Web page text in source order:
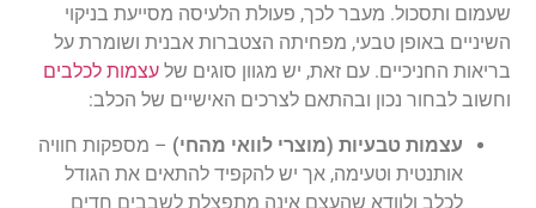
שעמום ותסכול. מעבר לכך, פעולת הלעיסה מסייעת בניקוי
השיניים באופן טבעי, מפחיתה הצטברות אבנית ושומרת על
בריאות החניכיים. עם זאת, יש מגוון סוגים של עצמות לכלבים
וחשוב לבחור נכון ובהתאם לצרכים האישיים של הכלב:
עצמות טבעיות (מוצרי לוואי מהחי) – מספקות חוויה
אותנטית וטעימה, אך יש להקפיד להתאים את הגודל
לכלב ולוודא שהעצם אינה מתפצלת לשבבים חדים